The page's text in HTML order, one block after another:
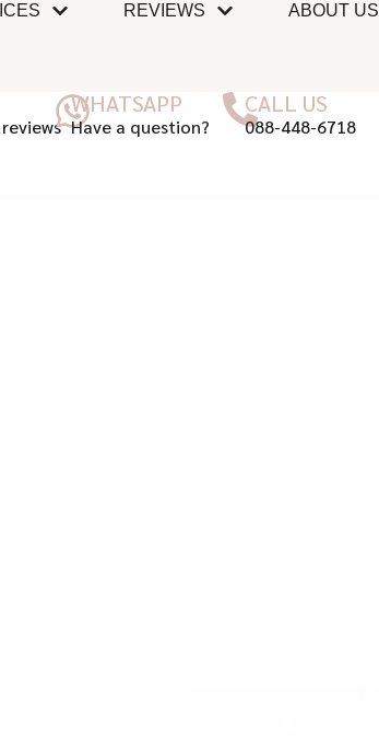
REVIEWS ABOUT US
WHATSAPP
Have a question?
CALL US
088-448-6718